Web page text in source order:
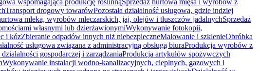
wspomagająca produkcję roślinnąSprzedaż hurtowa mięsa i wyrobów z
Transport drogowy towarówPozostała działalność usługowa, gdzie indziej
mleka, wyrobów mleczarskich, jaj, olejów i tłuszczów jadalnychSprzedaż
własnymi lub dzierżawionymiWykonywanie fotokopii,
i kózZbieranie odpadów innych niż niebezpieczneMalowanie i szklenieObróbka
usługowa związana z administracyjną obsługą biuraProdukcja wyrobów z
gospodarczej i zarządzaniaProdukcja artykułów spożywczych
Wykonywanie instalacji wodno-kanalizacyjnych, cieplnych, gazowych i